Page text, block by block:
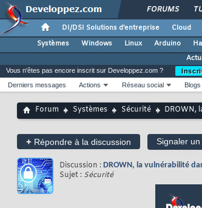
FORUMS
DI/DSI Solutions d'entreprise Cloud
Systèmes
Windows Linux Arduino
Vous n'êtes pas encore inscrit sur Developpez.com ?
Derniers messages
Actions Réseau social Blogs
Forum Systèmes Sécurité DROWN,
+ Répondre à la discussion Signaler
Discussion : DROWN, la vulnérabilité
Sujet : Sécurité